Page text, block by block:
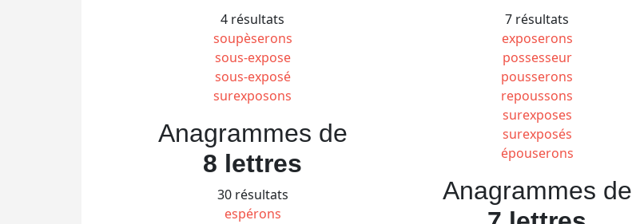
4 résultats
soupèserons
sous-expose
sous-exposé
surexposons
7 résultats
exposerons
possesseur
pousserons
repoussons
surexposes
surexposés
épouserons
Anagrammes de
8 lettres
30 résultats
espérons
Anagrammes de